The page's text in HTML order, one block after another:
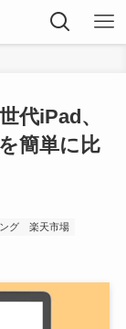
代iPad、
簡単に比
グ 楽天市場